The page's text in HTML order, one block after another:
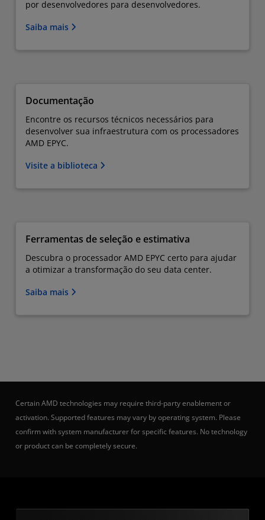
por desenvolvedores para desenvolvedores.
Saiba mais
Documentação
Encontre os recursos técnicos necessários para
desenvolver sua infraestrutura com os processadores
AMD EPYC.
Visite a biblioteca
Ferramentas de seleção e estimativa
Descubra o processador AMD EPYC certo para ajudar
a otimizar a transformação do seu data center.
Saiba mais
Certain AMD technologies may require third-party enablement or
activation. Supported features may vary by operating system. Please
confirm with system manufacturer for specific features. No technology
or product can be completely secure.